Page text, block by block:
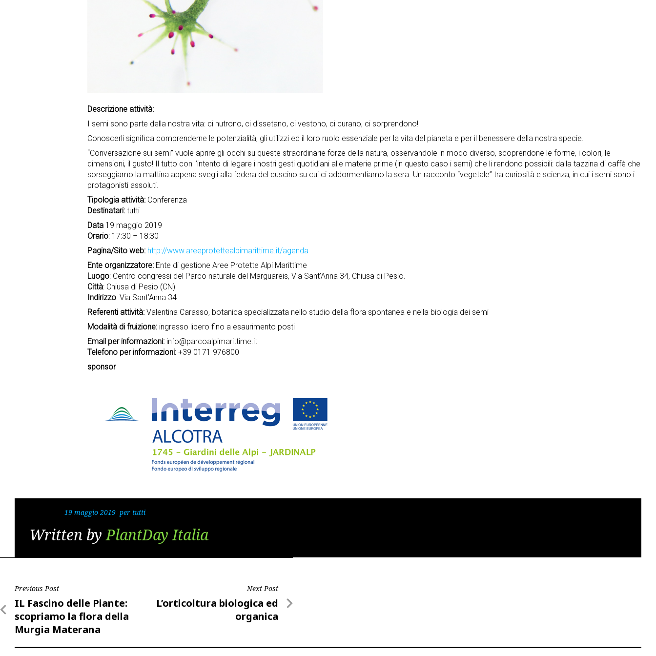
Descrizione attività:
I semi sono parte della nostra vita: ci nutrono, ci dissetano, ci vestono, ci curano, ci sorprendono!
Conoscerli significa comprenderne le potenzialità, gli utilizzi ed il loro ruolo essenziale per la vita del pianeta e per il benessere della nostra specie.
“Conversazione sui semi” vuole aprire gli occhi su queste straordinarie forze della natura, osservandole in modo diverso, scoprendone le forme, i colori, le
dimensioni, il gusto! Il tutto con l’intento di legare i nostri gesti quotidiani alle materie prime (in questo caso i semi) che li rendono possibili: dalla tazzina di caffè che
sorseggiamo la mattina appena svegli alla federa del cuscino su cui ci addormentiamo la sera. Un racconto “vegetale” tra curiosità e scienza, in cui i semi sono i
protagonisti assoluti.
Tipologia attività: Conferenza
Destinatari: tutti
Data 19 maggio 2019
Orario: 17:30 – 18:30
Pagina/Sito web: http://www.areeprotettealpimarittime.it/agenda
Ente organizzatore: Ente di gestione Aree Protette Alpi Marittime
Luogo: Centro congressi del Parco naturale del Marguareis, Via Sant’Anna 34, Chiusa di Pesio.
Città: Chiusa di Pesio (CN)
Indirizzo: Via Sant’Anna 34
Referenti attività: Valentina Carasso, botanica specializzata nello studio della flora spontanea e nella biologia dei semi
Modalità di fruizione: ingresso libero fino a esaurimento posti
Email per informazioni: info@parcoalpimarittime.it
Telefono per informazioni: +39 0171 976800
sponsor
19 maggio 2019 per tutti
Written byPlantDay Italia
Post
navigation
Previous Post
Previous
Post
IL Fascino delle Piante:
scopriamo la flora della
Murgia Materana
Next Post
Next
L’orticoltura biologica ed
organica